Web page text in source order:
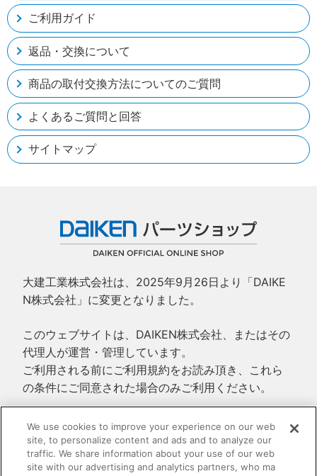
ご利用ガイド
返品・交換について
商品の取付交換方法についてのご質問
よくあるご質問と回答
サイトマップ
大建工業株式会社は、2025年9月26日より「DAIKE
N株式会社」に変更となりました。
このウェブサイトは、DAIKEN株式会社、またはその
代理人が運営・管理しています。
ご利用される前にご利用規約をお読み頂き、これら
の条件にご同意された場合のみご利用ください。
ご利用規約
プライバシーポリシー
特定商取引法に基づく表示
We use cookies to improve your experience on our web
site, to personalize content and ads and to analyze our
traffic. We share information about your use of our web
site with our advertising and analytics partners, who ma